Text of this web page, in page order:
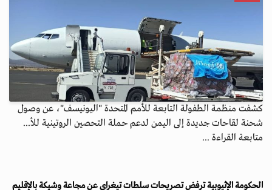
كشفت منظمة الطفولة التابعة للأمم المتحدة "اليونيسف"، عن وصول
شحنة لقاحات جديدة إلى اليمن لدعم حملة التحصين الروتينية للأ...
متابعة القراءة ...
الحكومة الإثيوبية ترفض تصريحات سلطات تيغراي عن مجاعة وشيكة بالإقليم